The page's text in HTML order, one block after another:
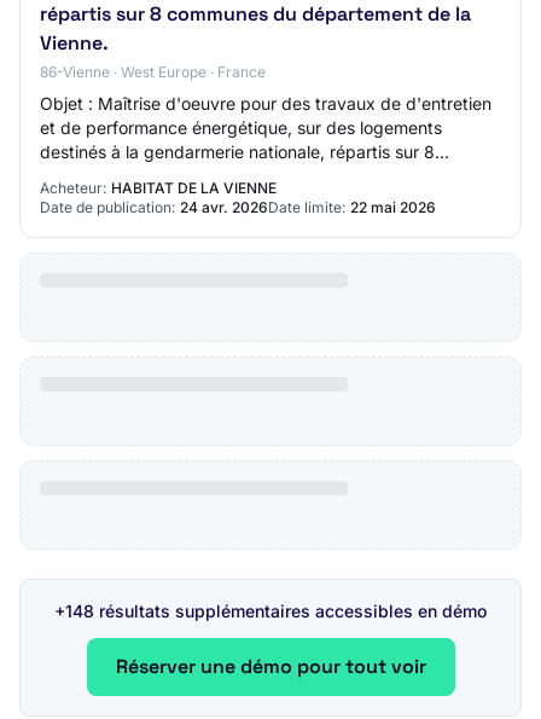
répartis sur 8 communes du département de la
Vienne.
86-Vienne · West Europe · France
Objet : Maîtrise d'oeuvre pour des travaux de d'entretien
et de performance énergétique, sur des logements
destinés à la gendarmerie nationale, répartis sur 8
Acheteur: HABITAT DE LA VIENNE
Date de publication: 24 avr. 2026Date limite: 22 mai 2026
+148 résultats supplémentaires accessibles en démo
Réserver une démo pour tout voir